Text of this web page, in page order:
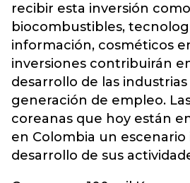
recibir esta inversión
biocombustibles,
información, cosméticos
inversiones contribuirán
desarrollo de las
generación de empleo.
coreanas que hoy están
en Colombia un escenario
desarrollo de sus